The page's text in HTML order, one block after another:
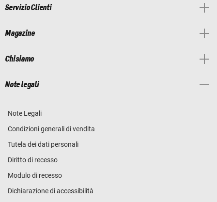
Servizio Clienti
Magazine
Chi siamo
Note legali
Note Legali
Condizioni generali di vendita
Tutela dei dati personali
Diritto di recesso
Modulo di recesso
Dichiarazione di accessibilità